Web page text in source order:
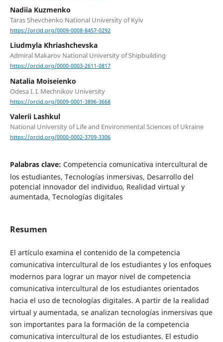
Nadiia Kuzmenko
Taras Shevchenko National University of Kyiv
https://orcid.org/0009-0008-8457-0292
Liudmyla Khriashchevska
Admiral Makarov National University of Shipbuilding
https://orcid.org/0000-0003-2611-0817
Natalia Moiseienko
Odesa I. I. Mechnikov University
https://orcid.org/0009-0001-3896-3668
Valerii Lashkul
National University of Life and Environmental Sciences of Ukraine
https://orcid.org/0000-0002-3709-3306
Palabras clave: Competencia comunicativa intercultural de
los estudiantes, Tecnologías inmersivas, Desarrollo del
potencial innovador del individuo, Realidad virtual y
aumentada, Tecnologías digitales
Resumen
El artículo examina el contenido de la competencia
comunicativa intercultural de los estudiantes y los enfoques
modernos para lograr un mayor nivel de competencia
comunicativa intercultural de los estudiantes orientados
hacia el uso de tecnologías digitales. A partir de la realidad
virtual y aumentada, se analizan tecnologías inmersivas que
son importantes para la formación de la competencia
comunicativa intercultural de los estudiantes. El estudio